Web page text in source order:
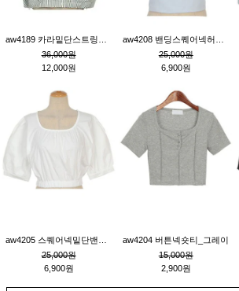
36,000원
12,000원
25,000원
6,900원
25,000원
6,900원
aw4204 버튼넥숏티_그레이
15,000원
2,900원